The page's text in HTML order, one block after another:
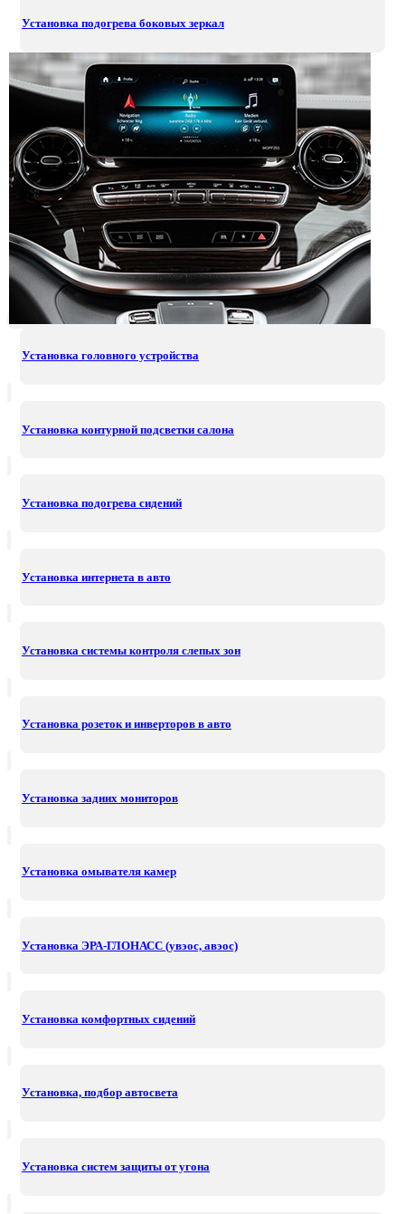
Установка подогрева боковых зеркал
Установка головного устройства
Установка контурной подсветки салона
Установка подогрева сидений
Установка интернета в авто
Установка системы контроля слепых зон
Установка розеток и инверторов в авто
Установка задних мониторов
Установка омывателя камер
Установка ЭРА-ГЛОНАСС (увэос, авэос)
Установка комфортных сидений
Установка, подбор автосвета
Установка систем защиты от угона